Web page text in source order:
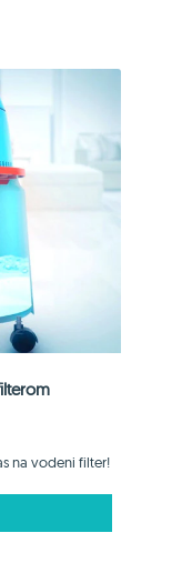
na vodeni filter!